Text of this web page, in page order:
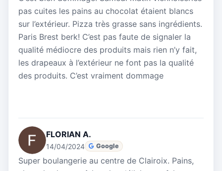
pas cuites les pains au chocolat étaient blancs
sur l’extérieur. Pizza très grasse sans ingrédients.
Paris Brest berk! C’est pas faute de signaler la
qualité médiocre des produits mais rien n’y fait,
les drapeaux à l’extérieur ne font pas la qualité
des produits. C’est vraiment dommage
FLORIAN A.
14/04/2024 Google
Super boulangerie au centre de Clairoix. Pains,